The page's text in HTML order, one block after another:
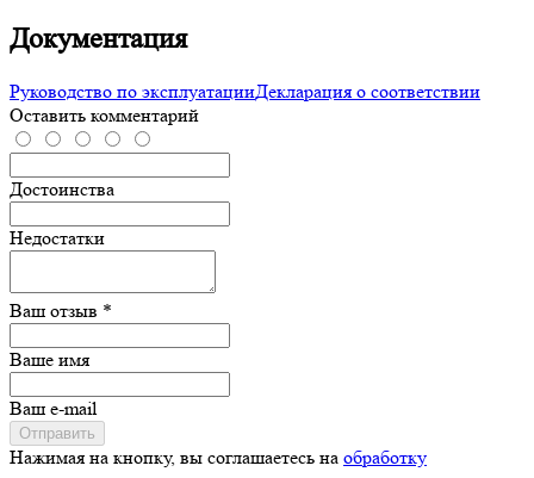
Документация
Руководство по эксплуатацииДекларация о соответствии
Оставить комментарий
Достоинства
Недостатки
Ваш отзыв *
Ваше имя
Ваш e-mail
Отправить
Нажимая на кнопку, вы соглашаетесь на обработку